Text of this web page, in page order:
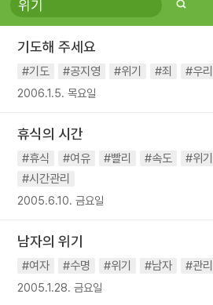
#희망
#나눔 #친구 #링컨학교
#독서
#건강 #면역력
기도해 주세요
#기도 #공지영 #위기 #죄 #우
2006.1.5. 목요일
휴식의 시간
#휴식 #여유 #빨리 #속도 #위기
#시간관리
2005.6.10. 금요일
남자의 위기
#여자 #수명 #위기 #남자 #관리
2005.1.28. 금요일